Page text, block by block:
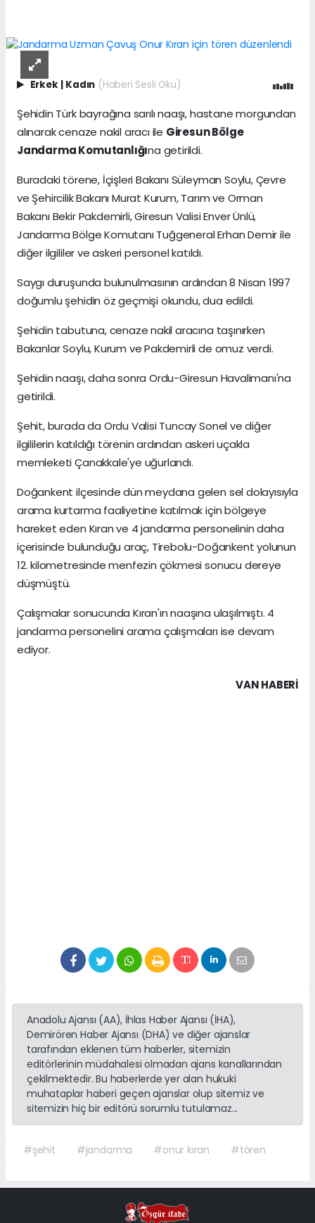
Erkek | Kadın (Haberi Sesli Oku)
Şehidin Türk bayrağına sarılı naaşı, hastane morgundan
alınarak cenaze nakil aracı ile Giresun Bölge
Jandarma Komutanlığına getirildi.
Buradaki törene, İçişleri Bakanı Süleyman Soylu, Çevre
ve Şehircilik Bakanı Murat Kurum, Tarım ve Orman
Bakanı Bekir Pakdemirli, Giresun Valisi Enver Ünlü,
Jandarma Bölge Komutanı Tuğgeneral Erhan Demir ile
diğer ilgililer ve askeri personel katıldı.
Saygı duruşunda bulunulmasının ardından 8 Nisan 1997
doğumlu şehidin öz geçmişi okundu, dua edildi.
Şehidin tabutuna, cenaze nakil aracına taşınırken
Bakanlar Soylu, Kurum ve Pakdemirli de omuz verdi.
Şehidin naaşı, daha sonra Ordu-Giresun Havalimanı'na
getirildi.
Şehit, burada da Ordu Valisi Tuncay Sonel ve diğer
ilgililerin katıldığı törenin ardından askeri uçakla
memleketi Çanakkale'ye uğurlandı.
Doğankent ilçesinde dün meydana gelen sel dolayısıyla
arama kurtarma faaliyetine katılmak için bölgeye
hareket eden Kıran ve 4 jandarma personelinin daha
içerisinde bulunduğu araç, Tirebolu-Doğankent yolunun
12. kilometresinde menfezin çökmesi sonucu dereye
düşmüştü.
Çalışmalar sonucunda Kıran'ın naaşına ulaşılmıştı. 4
jandarma personelini arama çalışmaları ise devam
ediyor.
VAN HABERİ
Anadolu Ajansı (AA), İhlas Haber Ajansı (İHA),
Demirören Haber Ajansı (DHA) ve diğer ajanslar
tarafından eklenen tüm haberler, sitemizin
editörlerinin müdahalesi olmadan ajans kanallarından
çekilmektedir. Bu haberlerde yer alan hukuki
muhataplar haberi geçen ajanslar olup sitemiz ve
sitemizin hiç bir editörü sorumlu tutulamaz...
#şehit #jandarma #onur kıran #tören